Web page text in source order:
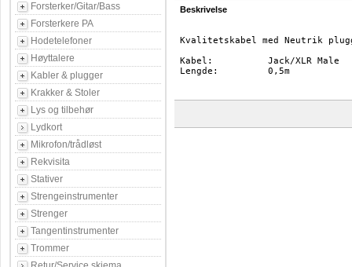
Forsterker/Gitar/Bass
Forsterkere PA
Hodetelefoner
Høyttalere
Kabler & plugger
Krakker & Stoler
Lys og tilbehør
Lydkort
Mikrofon/trådløst
Rekvisita
Stativer
Strengeinstrumenter
Strenger
Tangentinstrumenter
Trommer
Beskrivelse
Kvalitetskabel med Neutrik
Kabel:		Jack/XLR Male
Lengde:		0,5m